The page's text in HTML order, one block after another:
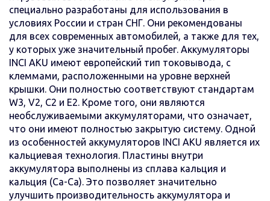
специально разработаны для использования в
условиях России и стран СНГ. Они рекомендованы
для всех современных автомобилей, а также для тех,
у которых уже значительный пробег. Аккумуляторы
INCI AKU имеют европейский тип токовывода, с
клеммами, расположенными на уровне верхней
крышки. Они полностью соответствуют стандартам
W3, V2, C2 и E2. Кроме того, они являются
необслуживаемыми аккумуляторами, что означает,
что они имеют полностью закрытую систему. Одной
из особенностей аккумуляторов INCI AKU является их
кальциевая технология. Пластины внутри
аккумулятора выполнены из сплава кальция и
кальция (Ca-Ca). Это позволяет значительно
улучшить производительность аккумулятора и